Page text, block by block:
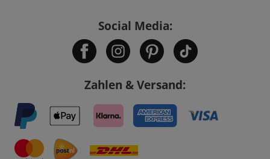
Social Media:
Zahlen & Versand: